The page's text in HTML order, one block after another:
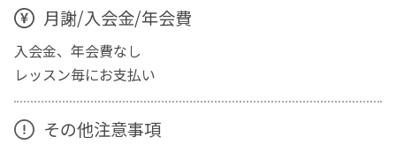
月謝/入会金/年会費
入会金、年会費なし
レッスン毎にお支払い
その他注意事項